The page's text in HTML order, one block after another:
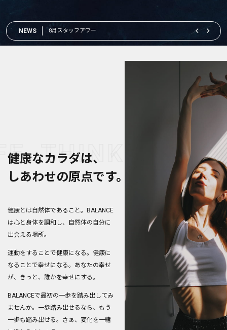
NEWS 8月も延長！夏の特別キャンペーン開催中♪ 三輪崎
健康なカラダは、
しあわせの原点です。
健康とは自然体であること。
BALANCE
は心と身体を調和し、自然体の自分に
出会える場所。
運動をすることで健康になる。 健康に
なることで幸せになる。 あなたの幸せ
が、きっと、誰かを幸せにする。
BALANCEで最初の一歩を踏み出してみ
ませんか。 一歩踏み出せるなら、もう
一歩も踏み出せる。 さぁ、変化を一緒
THINK